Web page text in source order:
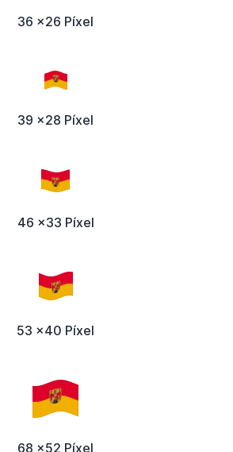
36 x26 Píxel
39 x28 Píxel
46 x33 Píxel
53 x40 Píxel
68 x52 Píxel